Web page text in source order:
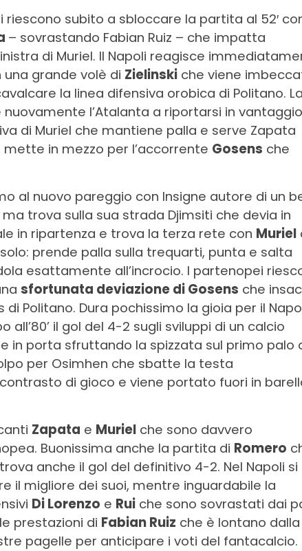
subito a sbloccare la partita al 52′
– sovrastando Fabian Ruiz – che impatta
di Muriel. Il Napoli reagisce
grande volè di Zielinski che viene
la linea difensiva orobica di Politano. La
l’Atalanta a riportarsi in
di Muriel che mantiene palla e serve Zapata
in mezzo per l’accorrente Gosens che
al nuovo pareggio con Insigne autore di un
trova sulla sua strada Djimsiti che devia in
in ripartenza e trova la terza rete con Muriel
prende palla sulla trequarti, punta e salta
esattamente all’incrocio. I partenopei
sfortunata deviazione di Gosens che
Politano. Dura pochissimo la gioia per il
il gol del 4-2 sugli sviluppi di un calcio
in porta sfruttando la spizzata sul primo palo
per Osimhen che sbatte la testa
di gioco e viene portato fuori in
Zapata e Muriel che sono davvero
Buonissima anche la partita di Romero
anche il gol del definitivo 4-2. Nel Napoli si
il migliore dei suoi, mentre inguardabile la
Di Lorenzo e Rui che sono sovrastati dai
prestazioni di Fabian Ruiz che è lontano dalla
pagelle per anticipare i voti del fantacalcio.